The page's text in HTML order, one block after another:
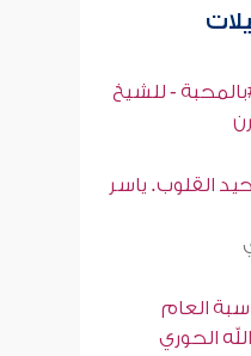
- للشيخ
القلوب. ياسر
العام
الحوري